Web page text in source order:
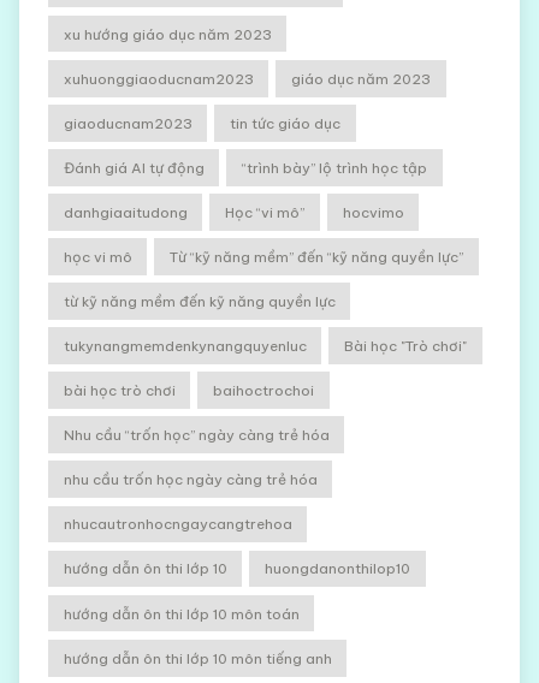
xu hướng giáo dục năm 2023
xuhuonggiaoducnam2023 giáo dục năm 2023
giaoducnam2023 tin tức giáo dục
Đánh giá AI tự động “trình bày” lộ trình học tập
danhgiaaitudong Học “vi mô” hocvimo
học vi mô Từ “kỹ năng mềm” đến “kỹ năng quyền lực”
từ kỹ năng mềm đến kỹ năng quyền lực
tukynangmemdenkynangquyenluc Bài học "Trò chơi"
bài học trò chơi baihoctrochoi
Nhu cầu “trốn học” ngày càng trẻ hóa
nhu cầu trốn học ngày càng trẻ hóa
nhucautronhocngaycangtrehoa
hướng dẫn ôn thi lớp 10 huongdanonthilop10
hướng dẫn ôn thi lớp 10 môn toán
hướng dẫn ôn thi lớp 10 môn tiếng anh